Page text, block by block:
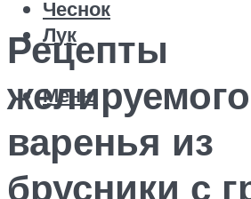
Чеснок
Лук
Меню
Рецепты
желируемого
варенья из
брусники с